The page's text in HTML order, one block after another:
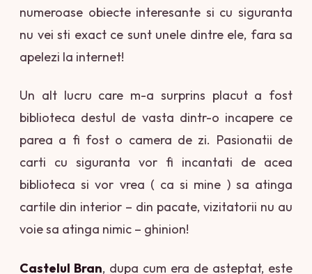
numeroase obiecte interesante si cu siguranta
nu vei sti exact ce sunt unele dintre ele, fara sa
apelezi la internet!
Un alt lucru care m-a surprins placut a fost
biblioteca destul de vasta dintr-o incapere ce
parea a fi fost o camera de zi. Pasionatii de
carti cu siguranta vor fi incantati de acea
biblioteca si vor vrea ( ca si mine ) sa atinga
cartile din interior – din pacate, vizitatorii nu au
voie sa atinga nimic – ghinion!
Castelul Bran, dupa cum era de asteptat, este